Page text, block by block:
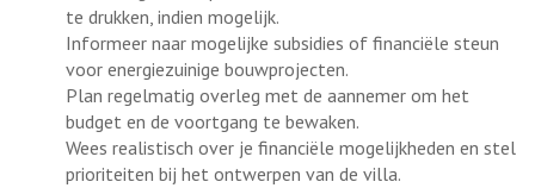
te drukken, indien mogelijk.
Informeer naar mogelijke subsidies of financiële steun
voor energiezuinige bouwprojecten.
Plan regelmatig overleg met de aannemer om het
budget en de voortgang te bewaken.
Wees realistisch over je financiële mogelijkheden en stel
prioriteiten bij het ontwerpen van de villa.